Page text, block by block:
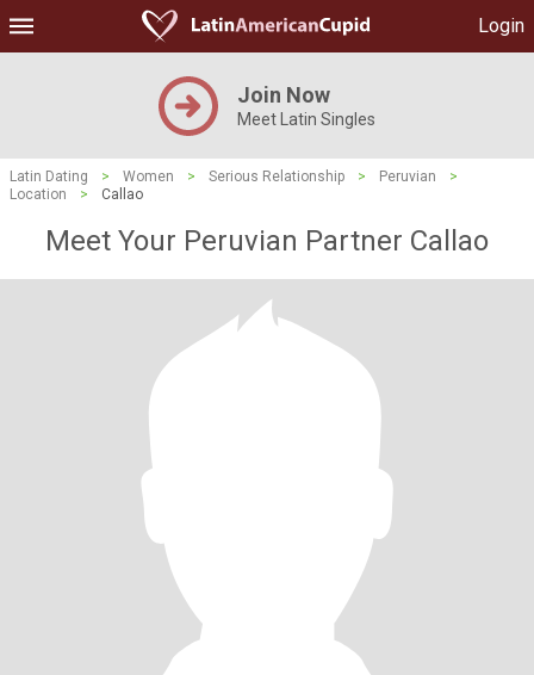
Login
Join Now
Meet Latin Singles
Latin Dating > Women > Serious Relationship > Peruvian
>
Location
> Callao
Meet Your Peruvian Partner Callao